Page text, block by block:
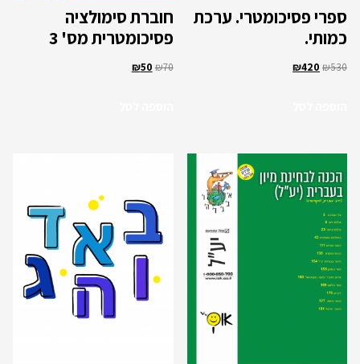
ספרי פסיכומטרי. ערכת
כמותי.
₪530
₪420
חוברת סימולציה
פסיכומטרית מס' 3
₪70
₪50